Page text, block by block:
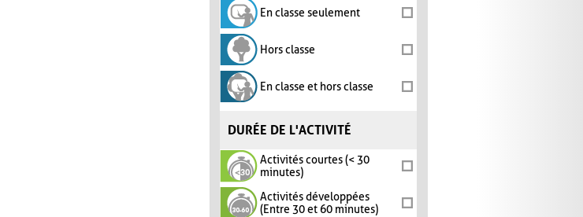
En classe seulement
Hors classe
En classe et hors classe
DURÉE DE L'ACTIVITÉ
Activités courtes (< 30
minutes)
Activités développées
(Entre 30 et 60 minutes)